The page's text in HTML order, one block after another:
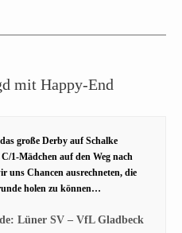
mit Happy-End
große Derby auf Schalke
1-Mädchen auf den Weg nach
uns Chancen ausrechneten, die
holen zu können…
Lüner SV – VfL Gladbeck